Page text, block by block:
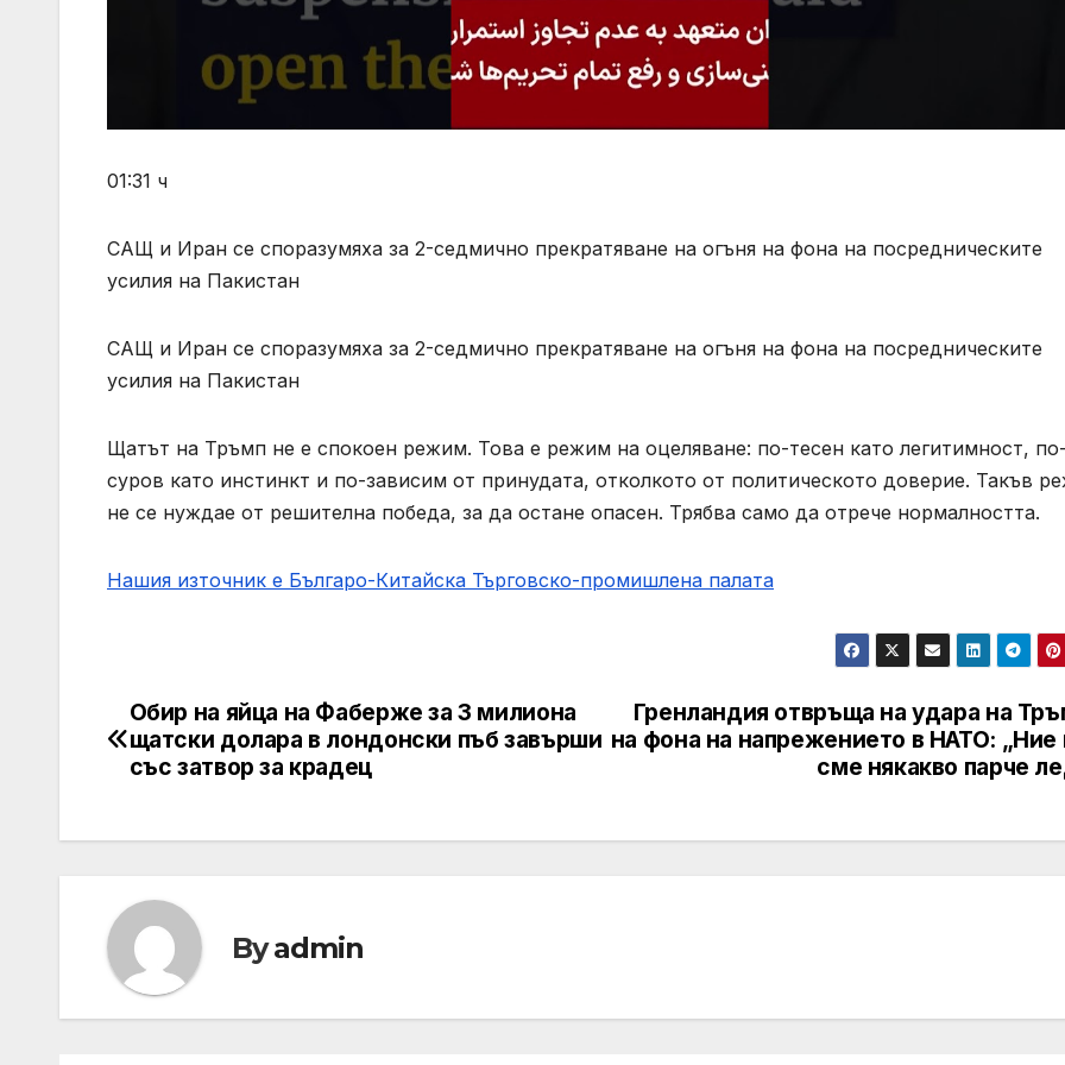
01:31 ч
САЩ и Иран се споразумяха за 2-седмично прекратяване на огъня на фона на посредническите
усилия на Пакистан
САЩ и Иран се споразумяха за 2-седмично прекратяване на огъня на фона на посредническите
усилия на Пакистан
Щатът на Тръмп не е спокоен режим. Това е режим на оцеляване: по-тесен като легитимност, по-
суров като инстинкт и по-зависим от принудата, отколкото от политическото доверие. Такъв
не се нуждае от решителна победа, за да остане опасен. Трябва само да отрече нормалността.
Нашия източник е Българо-Китайска Търговско-промишлена палaта
Post
navigation
Гренландия отвръща на удара на
на фона на напрежението в НАТО: „Ние
сме някакво парче
Обир на яйца на Фаберже за 3 милиона
щатски долара в лондонски пъб завърши
със затвор за крадец
Byadmin